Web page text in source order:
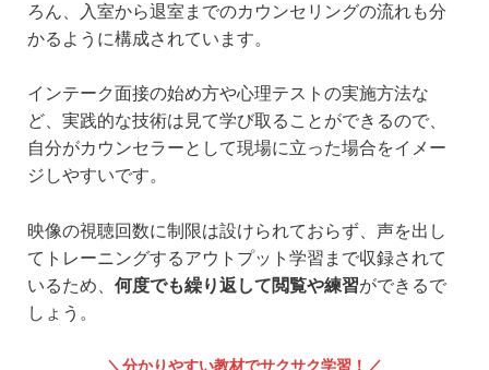
ろん、入室から退室までのカウンセリングの流れも分
かるように構成されています。
インテーク面接の始め方や心理テストの実施方法な
ど、実践的な技術は見て学び取ることができるので、
自分がカウンセラーとして現場に立った場合をイメー
ジしやすいです。
映像の視聴回数に制限は設けられておらず、声を出し
てトレーニングするアウトプット学習まで収録されて
いるため、 何度でも繰り返して閲覧や練習ができるで
しょう。
分かりやすい教材でサクサク学習！